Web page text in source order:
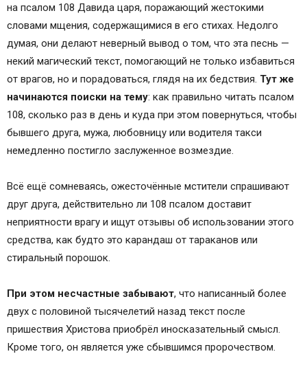
на псалом 108 Давида царя, поражающий жестокими
словами мщения, содержащимися в его стихах. Недолго
думая, они делают неверный вывод о том, что эта песнь —
некий магический текст, помогающий не только избавиться
от врагов, но и порадоваться, глядя на их бедствия. Тут же
начинаются поиски на тему: как правильно читать псалом
108, сколько раз в день и куда при этом повернуться, чтобы
бывшего друга, мужа, любовницу или водителя такси
немедленно постигло заслуженное возмездие.
Всё ещё сомневаясь, ожесточённые мстители спрашивают
друг друга, действительно ли 108 псалом доставит
неприятности врагу и ищут отзывы об использовании этого
средства, как будто это карандаш от тараканов или
стиральный порошок.
При этом несчастные забывают, что написанный более
двух с половиной тысячелетий назад текст после
пришествия Христова приобрёл иносказательный смысл.
Кроме того, он является уже сбывшимся пророчеством.